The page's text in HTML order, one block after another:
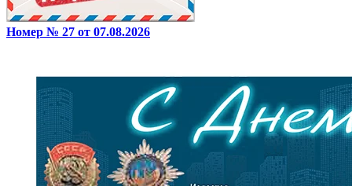
Номер № 27 от 07.08.2026